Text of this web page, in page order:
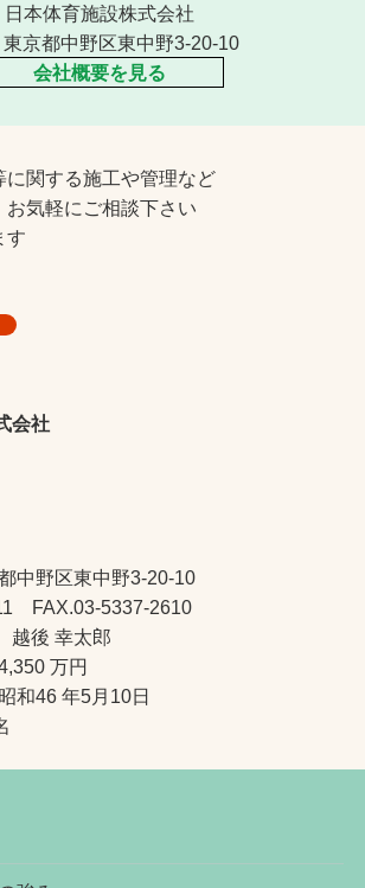
日本体育施設株式会社
京都中野区東中野3-20-10
会社概要を見る
に関する施工や管理など
お気軽にご相談下さい
す
会社
中野区東中野3-20-10
FAX.03-5337-2610
後 幸太郎
万円
46 年5月10日